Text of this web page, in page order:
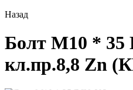
Назад
Болт М10 * 35
кл.пр.8,8 Zn